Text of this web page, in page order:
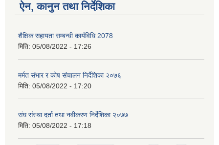
ऐन, कानुन तथा निर्देशिका
शैक्षिक सहायता सम्बन्धी कार्यविधि 2078
मिति: 05/08/2022 - 17:26
मर्मत संभार र कोष संचालन निर्देशिका २०७६
मिति: 05/08/2022 - 17:20
संघ संस्था दर्ता तथा नवीकरण निर्देशिका २०७७
मिति: 05/08/2022 - 17:18